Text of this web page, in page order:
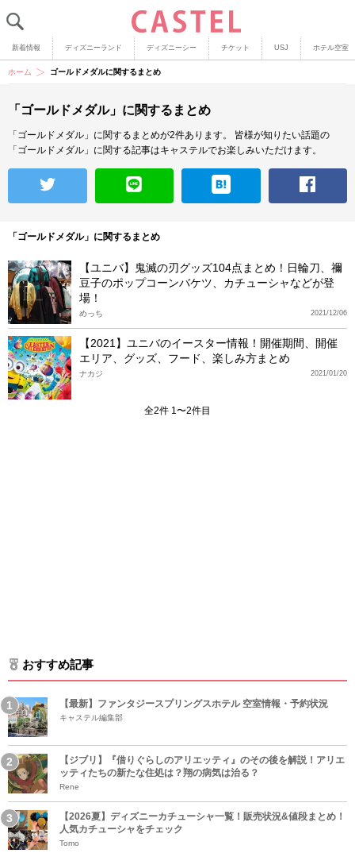
新着情報 ディズニーランド ディズニーシー チケット USJ ホテル空室
ホーム ゴールドメダルに関するまとめ
「ゴールドメダル」に関するまとめ
「ゴールドメダル」に関するまとめが2件あります。
皆様が知りたい話題の
「ゴールドメダル」に関する記事はキャステルでお楽しみいただけます。
「ゴールドメダル」に関するまとめ
【ユニバ】鬼滅の刃グッズ104点まとめ！日輪刀、禰
豆子のポップコーンバケツ、カチューシャなどが登
場！
2021/12/06
めっち
【2021】ユニバのイースター情報！開催期間、開催
エリア、グッズ、フード、楽しみ方まとめ
2021/01/20
ナカジ
全2件 1〜2件目
おすすめ記事
【最新】ファンタジースプリングスホテル 空室情報・予約状況
キャステル編集部
【ジブリ】『借りぐらしのアリエッティ』のその後を解説！アリエ
ッティたちの新たな住処は？翔の病気は治る？
Rene
【2026夏】ディズニーカチューシャ一覧！販売状況&値段まとめ！
人気カチューシャをチェック
Tomo